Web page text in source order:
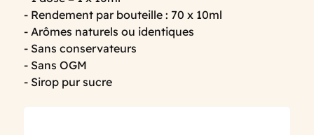
- Rendement par bouteille : 70 x 10ml
- Arômes naturels ou identiques
- Sans conservateurs
- Sans OGM
- Sirop pur sucre